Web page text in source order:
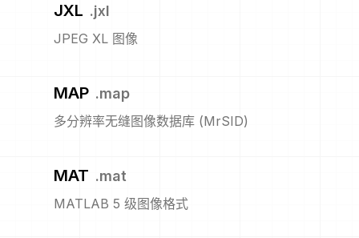
JXL .jxl
JPEG XL 图像
MAP .map
多分辨率无缝图像数据库 (MrSID)
MAT .mat
MATLAB 5 级图像格式